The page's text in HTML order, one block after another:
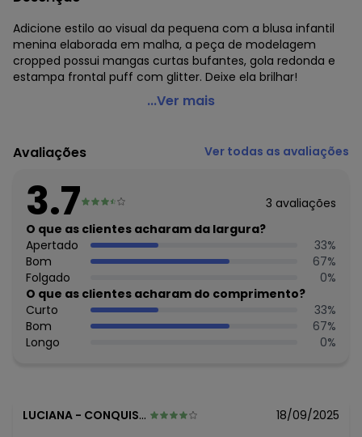
Adicione estilo ao visual da pequena com a blusa infantil
menina elaborada em malha, a peça de modelagem
cropped possui mangas curtas bufantes, gola redonda e
estampa frontal puff com glitter. Deixe ela brilhar!
Brandili - Blusa Cropped Infantil Menina em Malha Rosa
Modelagem: Justa
Modelo: Cropped
Modelo da manga: Bufante
Forro: Não
Decote frente: Redondo
Decote costas: Redondo
Fornecedor: BRANDILI TÊXTIL LTDA / CNPJ 84.229.889/0001-
73
Feito: Brasil
Cuidados para conservação do produto: Não usar
alvejante a base de cloro
Tecido: Malha
O preço apresentado abaixo é o menor oferecido em
...Ver mais
Avaliações Ver todas as avaliações
3.7 3 avaliações
O que as clientes acharam da largura?
Apertado
33%
Bom
67%
Folgado
0%
O que as clientes acharam do comprimento?
Curto
33%
Bom
67%
Longo
0%
LUCIANA - CONQUISTA - MG 18/09/2025